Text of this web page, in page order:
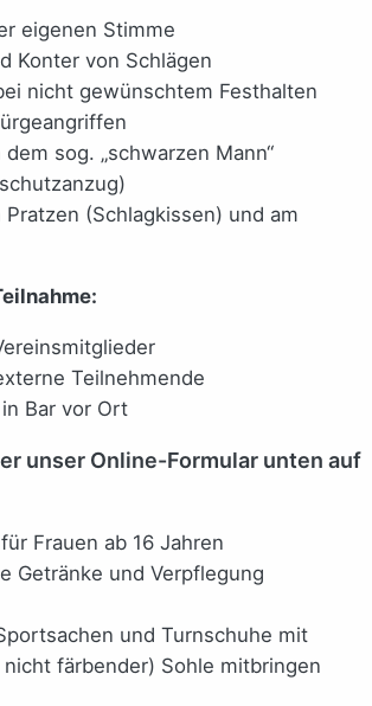
eigenen Stimme
Konter von Schlägen
nicht gewünschtem Festhalten
sog. „schwarzen Mann“
Pratzen (Schlagkissen) und am
Teilnehmende
Bar vor Ort
unser Online-Formular unten auf
Frauen ab 16 Jahren
Getränke und Verpflegung
und Turnschuhe mit
färbender) Sohle mitbringen